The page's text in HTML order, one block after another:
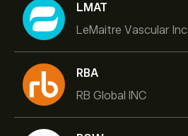
LMAT
LeMaitre Vascular Inc
RBA
RB Global INC